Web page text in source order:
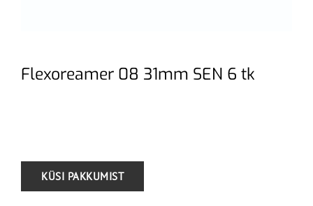
Flexoreamer 08 31mm SEN 6 tk